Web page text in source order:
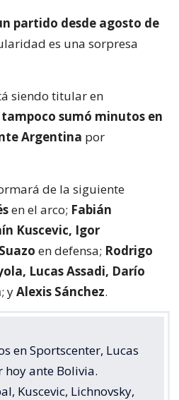
partido desde agosto de
es una sorpresa
siendo titular en
tampoco sumó minutos en
Argentina por
de la siguiente
en el arco; Fabián
Kuscevic, Igor
en defensa; Rodrigo
Lucas Assadi, Darío
; yAlexis Sánchez.
en Sportscenter, Lucas
ante Bolivia.
Kuscevic, Lichnovsky,